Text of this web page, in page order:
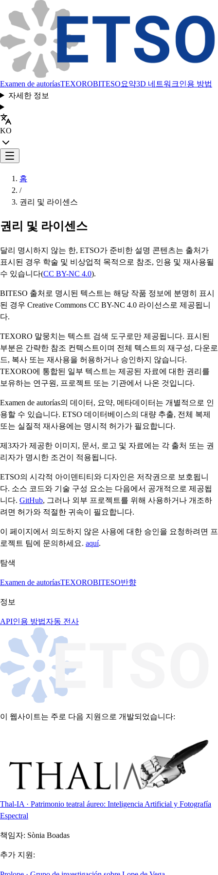
Examen de autoríasTEXOROBITESO요약3D 네트워크인용 방법
자세한 정보
KO
홈
/
권리 및 라이센스
권리 및 라이센스
달리 명시하지 않는 한, ETSO가 준비한 설명 콘텐츠는 출처가
표시된 경우 학술 및 비상업적 목적으로 참조, 인용 및 재사용될
수 있습니다(CC BY-NC 4.0).
BITESO 출처로 명시된 텍스트는 해당 작품 정보에 분명히 표시
된 경우 Creative Commons CC BY-NC 4.0 라이선스로 제공됩니
다.
TEXORO 말뭉치는 텍스트 검색 도구로만 제공됩니다. 표시된
부분은 간략한 참조 컨텍스트이며 전체 텍스트의 재구성, 다운로
드, 복사 또는 재사용을 허용하거나 승인하지 않습니다.
TEXORO에 통합된 일부 텍스트는 제공된 자료에 대한 권리를
보유하는 연구원, 프로젝트 또는 기관에서 나온 것입니다.
Examen de autorías의 데이터, 요약, 메타데이터는 개별적으로 인
용할 수 있습니다. ETSO 데이터베이스의 대량 추출, 전체 복제
또는 실질적 재사용에는 명시적 허가가 필요합니다.
제3자가 제공한 이미지, 문서, 로고 및 자료에는 각 출처 또는 권
리자가 명시한 조건이 적용됩니다.
ETSO의 시각적 아이덴티티와 디자인은 저작권으로 보호됩니
다. 소스 코드와 기술 구성 요소는 다음에서 공개적으로 제공됩
니다. GitHub, 그러나 외부 프로젝트를 위해 사용하거나 개조하
려면 허가와 적절한 귀속이 필요합니다.
이 페이지에서 의도하지 않은 사용에 대한 승인을 요청하려면 프
로젝트 팀에 문의하세요. aquí.
탐색
Examen de autoríasTEXOROBITESO반향
정보
API인용 방법자동 전사
이 웹사이트는 주로 다음 지원으로 개발되었습니다:
Thal-IA · Patrimonio teatral áureo: Inteligencia Artificial y Fotografía
Espectral
책임자: Sònia Boadas
추가 지원: